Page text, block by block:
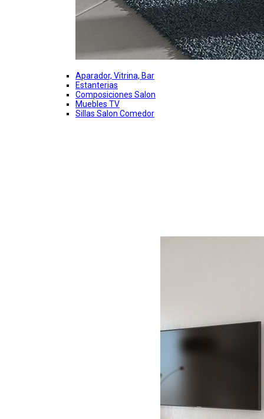
Aparador, Vitrina, Bar
Estanterias
Composiciones Salon
Muebles TV
Sillas Salon Comedor